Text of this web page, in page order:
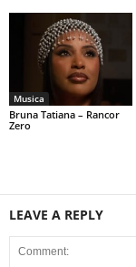
Musica
Bruna Tatiana – Rancor
Zero
LEAVE A REPLY